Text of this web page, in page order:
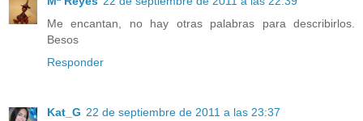
Me encantan, no hay otras palabras para describirlos.
Besos
Responder
Kat_G 22 de septiembre de 2011 a las 23:37